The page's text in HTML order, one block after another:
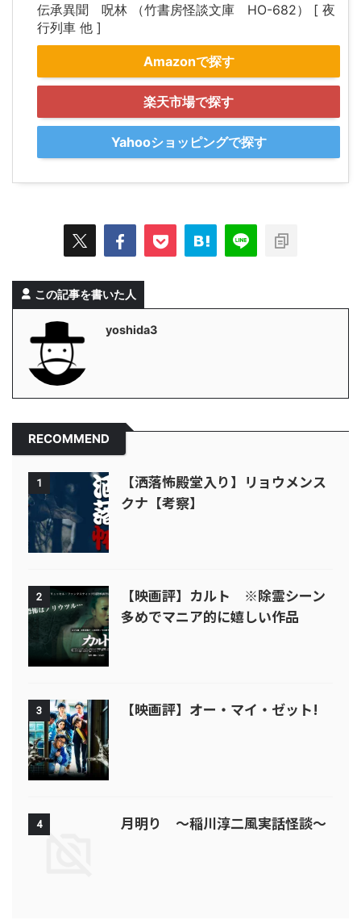
伝承異聞 呪林 （竹書房怪談文庫 HO-682） [ 夜
行列車 他 ]
Amazonで探す
楽天市場で探す
Yahooショッピングで探す
この記事を書いた人
yoshida3
RECOMMEND
1
【洒落怖殿堂入り】リョウメンス
クナ【考察】
2
【映画評】カルト ※除霊シーン
多めでマニア的に嬉しい作品
3 【映画評】オー・マイ・ゼット!
4 月明り ～稲川淳二風実話怪談～